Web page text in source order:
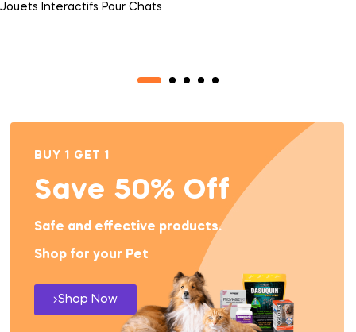
Jouets Interactifs Pour Chats
BUY 1 GET 1
Save 50% Off
Safe and effective products.
Shop for your Pet
Shop Now